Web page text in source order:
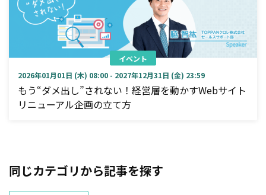
イベント
2026年01月01日 (木) 08:00 - 2027年12月31日 (金) 23:59
もう“ダメ出し”されない！経営層を動かすWebサイト
リニューアル企画の立て方
同じカテゴリから記事を探す